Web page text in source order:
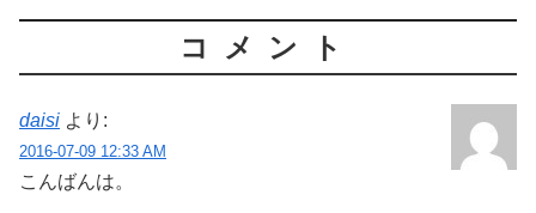
コメント
daisi より:
2016-07-09 12:33 AM
こんばんは。